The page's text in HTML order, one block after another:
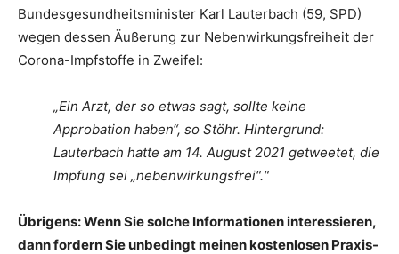
Bundesgesundheitsminister Karl Lauterbach (59, SPD)
wegen dessen Äußerung zur Nebenwirkungsfreiheit der
Corona-Impfstoffe in Zweifel:
„Ein Arzt, der so etwas sagt, sollte keine
Approbation haben“, so Stöhr. Hintergrund:
Lauterbach hatte am 14. August 2021 getweetet, die
Impfung sei „nebenwirkungsfrei“.“
Übrigens: Wenn Sie solche Informationen interessieren,
dann fordern Sie unbedingt meinen kostenlosen Praxis-